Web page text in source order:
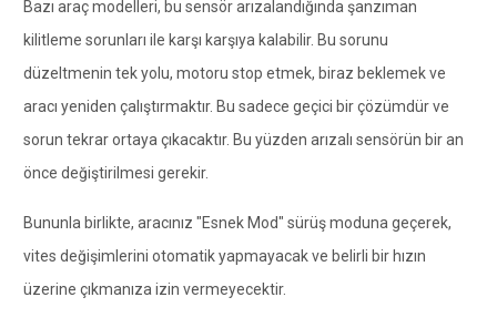
Bazı araç modelleri, bu sensör arızalandığında şanzıman
kilitleme sorunları ile karşı karşıya kalabilir. Bu sorunu
düzeltmenin tek yolu, motoru stop etmek, biraz beklemek ve
aracı yeniden çalıştırmaktır. Bu sadece geçici bir çözümdür ve
sorun tekrar ortaya çıkacaktır. Bu yüzden arızalı sensörün bir an
önce değiştirilmesi gerekir.
Bununla birlikte, aracınız "Esnek Mod" sürüş moduna geçerek,
vites değişimlerini otomatik yapmayacak ve belirli bir hızın
üzerine çıkmanıza izin vermeyecektir.